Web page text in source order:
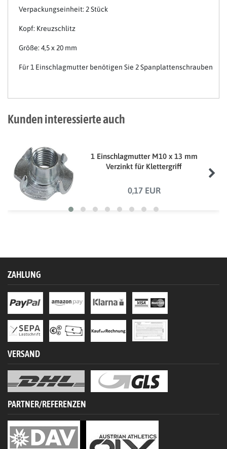
Verpackungseinheit: 2 Stück
Kopf: Kreuzschlitz
Größe: 4,5 x 20 mm
Für 1 Einschlagmutter benötigen Sie 2 Spanplattenschrauben
Kunden interessierte auch
1 Einschlagmutter M10 x 13 mm
Verzinkt für Klettergriff
0,17 EUR
ZAHLUNG
VERSAND
PARTNER/REFERENZEN